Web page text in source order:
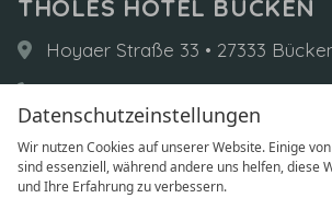
Datenschutzeinstellungen
Wir nutzen Cookies auf unserer Website. Einige
sind essenziell, während andere uns helfen, diese
und Ihre Erfahrung zu verbessern.
THÖLES HOTEL BÜCKEN
Hoyaer Straße 33 • 27333
+49 (0)4251 9300-0